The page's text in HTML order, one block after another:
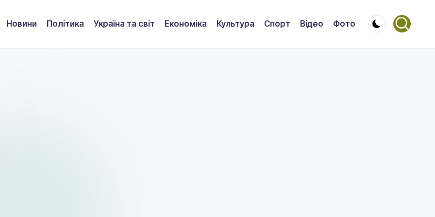
Новини Політика Україна та світ Економіка Культура Спорт Відео Фото